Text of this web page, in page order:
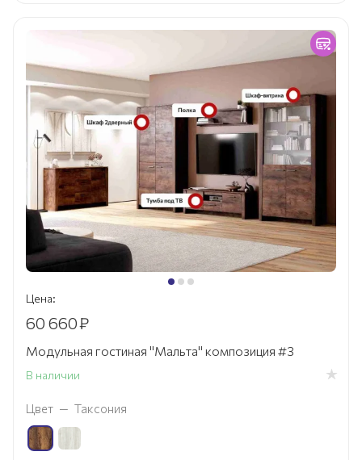
Цена:
60 660₽
Модульная гостиная "Мальта" композиция #3
В наличии
Цвет — Таксония